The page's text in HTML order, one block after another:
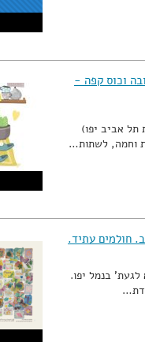
וכוס קפה -
תל אביב יפו)
וחמה, לשתות…
חולמים עתיד.
21.6.26 במרכז 'נא לגעת' בנמל יפו.